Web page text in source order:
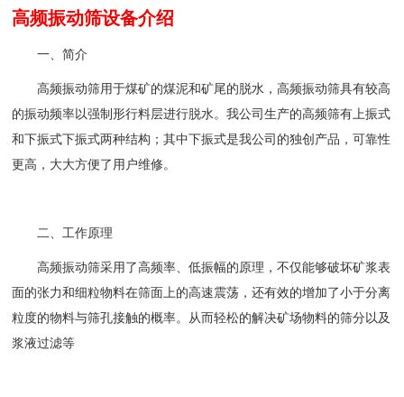
高频振动筛设备介绍
一、简介
高频振动筛用于煤矿的煤泥和矿尾的脱水，高频振动筛具有较高
的振动频率以强制形行料层进行脱水。我公司生产的高频筛有上振式
和下振式下振式两种结构；其中下振式是我公司的独创产品，可靠性
更高，大大方便了用户维修。
二、工作原理
高频振动筛采用了高频率、低振幅的原理，不仅能够破坏矿浆表
面的张力和细粒物料在筛面上的高速震荡，还有效的增加了小于分离
粒度的物料与筛孔接触的概率。从而轻松的解决矿场物料的筛分以及
浆液过滤等